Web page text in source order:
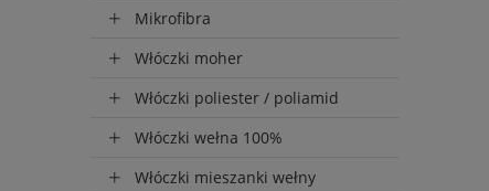
Mikrofibra
Włóczki moher
Włóczki poliester / poliamid
Włóczki wełna 100%
Włóczki mieszanki wełny